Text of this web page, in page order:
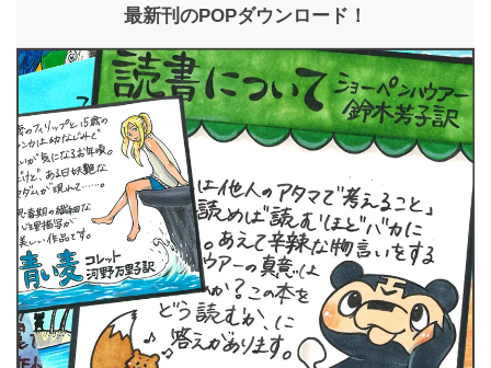
最新刊のPOPダウンロード！